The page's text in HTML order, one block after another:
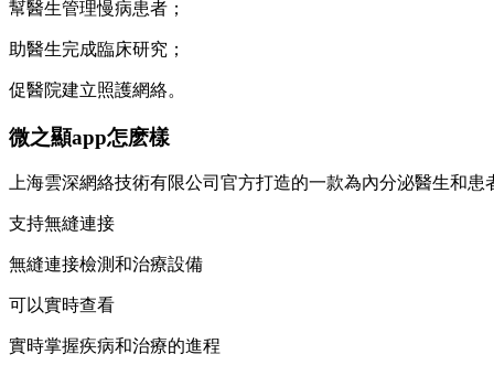
幫醫生管理慢病患者；
助醫生完成臨床研究；
促醫院建立照護網絡。
微之顯app怎麽樣
上海雲深網絡技術有限公司官方打造的一款為內分泌醫生和
支持無縫連接
無縫連接檢測和治療設備
可以實時查看
實時掌握疾病和治療的進程